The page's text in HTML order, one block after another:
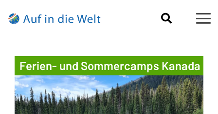
Ferien- und Sommercamps Kanada